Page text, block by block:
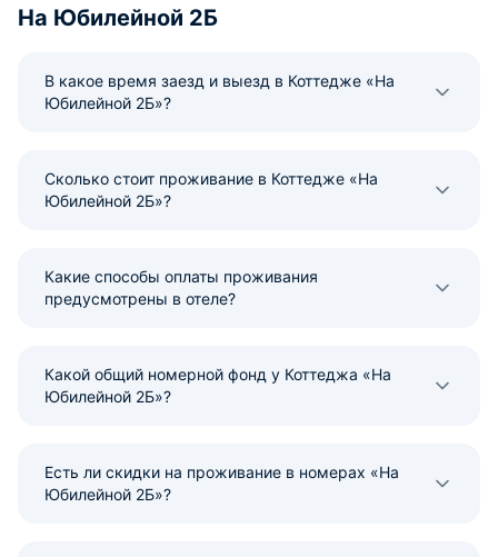
На Юбилейной 2Б
В какое время заезд и выезд в Коттедже «На
Юбилейной 2Б»?
Сколько стоит проживание в Коттедже «На
Юбилейной 2Б»?
Какие способы оплаты проживания
предусмотрены в отеле?
Какой общий номерной фонд у Коттеджа «На
Юбилейной 2Б»?
Есть ли скидки на проживание в номерах «На
Юбилейной 2Б»?